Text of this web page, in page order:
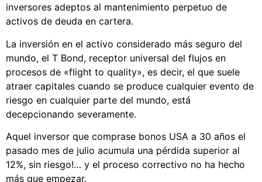
inversores adeptos al mantenimiento perpetuo de
activos de deuda en cartera.
La inversión en el activo considerado más seguro del
mundo, el T Bond, receptor universal del flujos en
procesos de «flight to quality», es decir, el que suele
atraer capitales cuando se produce cualquier evento de
riesgo en cualquier parte del mundo, está
decepcionando severamente.
Aquel inversor que comprase bonos USA a 30 años el
pasado mes de julio acumula una pérdida superior al
12%, sin riesgo!… y el proceso correctivo no ha hecho
más que empezar.